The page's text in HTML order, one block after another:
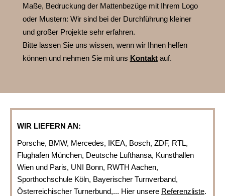
Maße, Bedruckung der Mattenbezüge mit Ihrem Logo
oder Mustern: Wir sind bei der Durchführung kleiner
und großer Projekte sehr erfahren.
Bitte lassen Sie uns wissen, wenn wir Ihnen helfen
können und nehmen Sie mit uns Kontaktauf.
WIR LIEFERN AN:
Porsche, BMW, Mercedes, IKEA, Bosch, ZDF, RTL,
Flughafen München, Deutsche Lufthansa, Kunsthallen
Wien und Paris, UNI Bonn, RWTH Aachen,
Sporthochschule Köln, Bayerischer Turnverband,
Österreichischer Turnerbund,... Hier unsere Referenzliste.